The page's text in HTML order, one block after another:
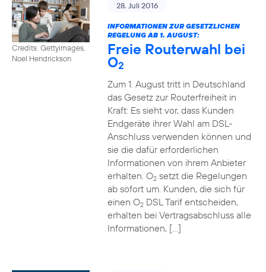
Credits: Gettyimages,
Noel Hendrickson
28. Juli 2016
INFORMATIONEN ZUR GESETZLICHEN
REGELUNG AB 1. AUGUST:
Freie Routerwahl bei
O2
Zum 1. August tritt in Deutschland
das Gesetz zur Routerfreiheit in
Kraft: Es sieht vor, dass Kunden
Endgeräte ihrer Wahl am DSL-
Anschluss verwenden können und
sie die dafür erforderlichen
Informationen von ihrem Anbieter
erhalten. O2setzt die Regelungen
ab sofort um. Kunden, die sich für
einen O2DSL Tarif entscheiden,
erhalten bei Vertragsabschluss alle
Informationen, […]